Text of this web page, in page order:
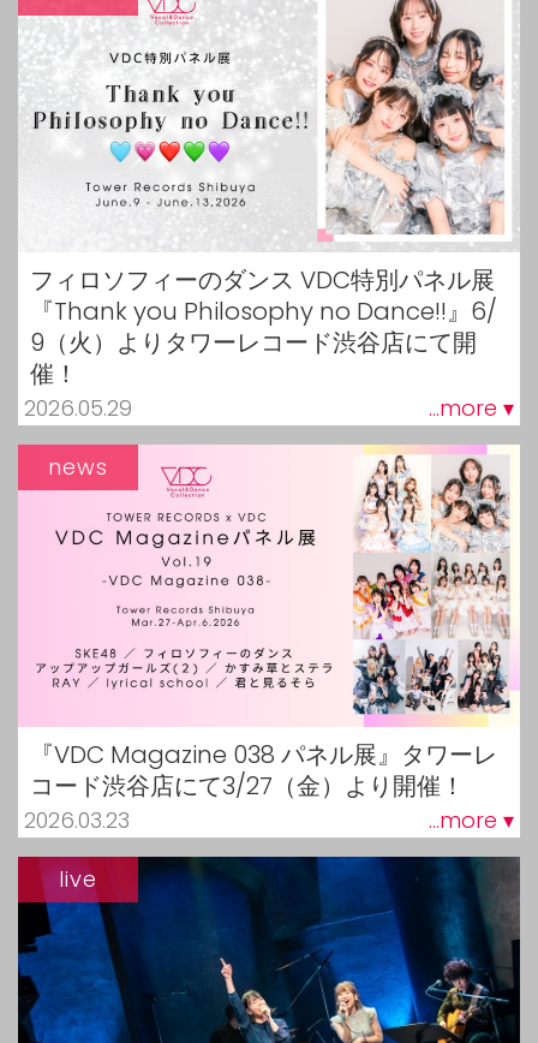
フィロソフィーのダンス VDC特別パネル展
『Thank you Philosophy no Dance!!』6/
9（火）よりタワーレコード渋谷店にて開
催！
2026.05.29 ...more ▾
『VDC Magazine 038 パネル展』タワーレ
コード渋谷店にて3/27（金）より開催！
2026.03.23 ...more ▾
news
live